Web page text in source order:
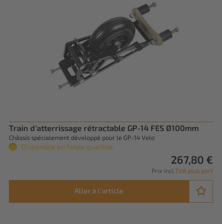
Train d'atterrissage rétractable GP-14 FES Ø100mm
Châssis spécialement développé pour le GP-14 Velo
Disponible en faible quantité.
267,80 €
Prix incl. TVA plus port
Aller à l'article